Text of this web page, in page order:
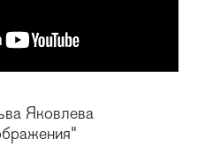
Яковлева